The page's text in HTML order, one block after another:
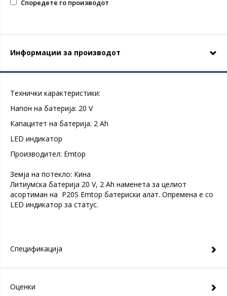
Споредете го производот
Информации за производот
Технички карактеристики:
Напон на батерија: 20 V
Капацитет на батерија: 2 Ah
LED индикатор
Производител: Emtop
Земја на потекло: Кина
Литиумска батерија 20 V, 2 Ah наменета за целиот
асортиман на P20S Emtop батериски алат. Опремена е со
LED индикатор за статус.
Спецификација
Оценки